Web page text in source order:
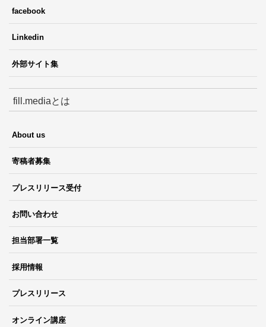
facebook
Linkedin
外部サイト集
fill.mediaとは
About us
寄稿者募集
プレスリリース受付
お問い合わせ
担当部署一覧
採用情報
プレスリリース
オンライン講座